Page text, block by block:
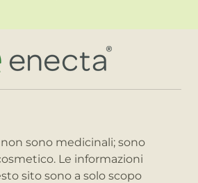
sono medicinali; sono
Le informazioni
sito sono a solo scopo